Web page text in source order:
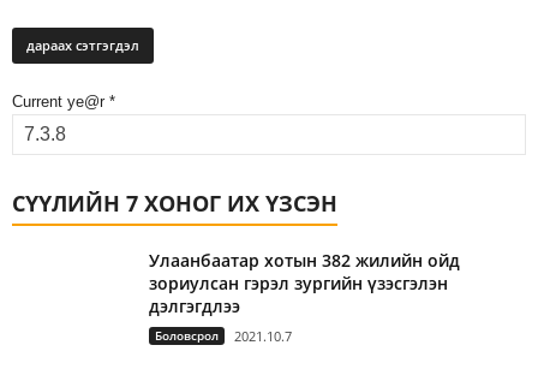
Current ye@r *
СҮҮЛИЙН 7 ХОНОГ ИХ ҮЗСЭН
Улаанбаатар хотын 382 жилийн ойд
зориулсан гэрэл зургийн үзэсгэлэн
дэлгэгдлээ
Боловсрол 2021.10.7